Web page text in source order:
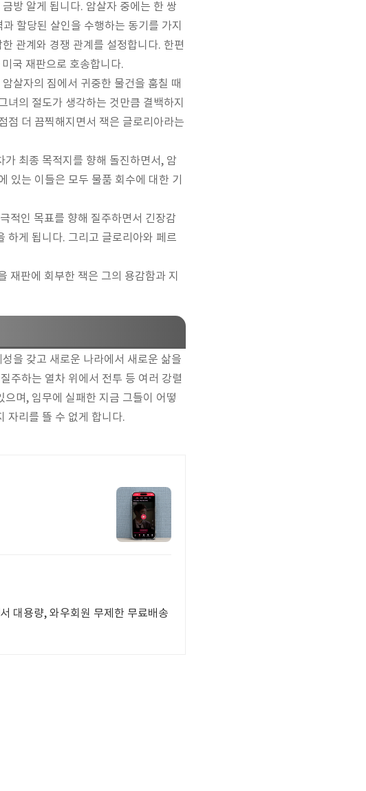
방 알게 됩니다. 암살자 중에는 한 쌍
할당된 살인을 수행하는 동기를 가지
관계와 경쟁 관계를 설정합니다. 한편
국 재판으로 호송합니다.
살자의 짐에서 귀중한 물건을 훔칠 때
의 절도가 생각하는 것만큼 결백하지
점 더 끔찍해지면서 잭은 글로리아라는
최종 목적지를 향해 돌진하면서, 암
있는 이들은 모두 물품 회수에 대한 기
적인 목표를 향해 질주하면서 긴장감
하게 됩니다. 그리고 글로리아와 페르
재판에 회부한 잭은 그의 용감함과 지
을 갖고 새로운 나라에서 새로운 삶을
주하는 열차 위에서 전투 등 여러 강렬
며, 임무에 실패한 지금 그들이 어떻
자리를 뜰 수 없게 합니다.
대용량, 와우회원 무제한 무료배송